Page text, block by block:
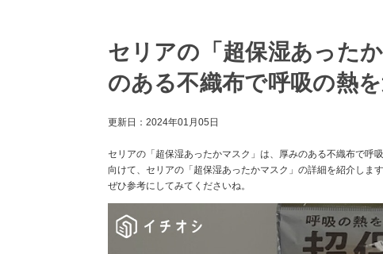
セリアの「超保湿あった
のある不織布で呼吸の熱
更新日： 2024年01月05日
セリアの「超保湿あったかマスク」は、厚みのある不織布で呼
向けて、セリアの「超保湿あったかマスク」の詳細を紹介しま
ぜひ参考にしてみてくださいね。